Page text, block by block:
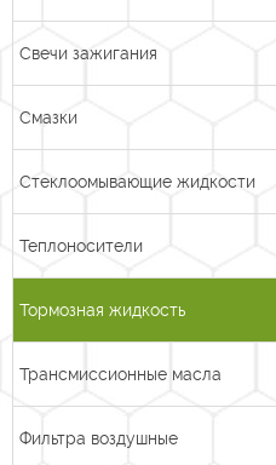
Свечи зажигания
Смазки
Стеклоомывающие жидкости
Теплоносители
Тормозная жидкость
Трансмиссионные масла
Фильтра воздушные